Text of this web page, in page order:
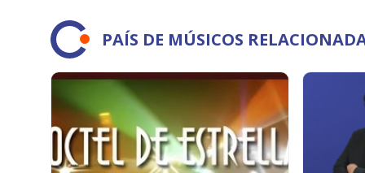
PAÍS DE MÚSICOS